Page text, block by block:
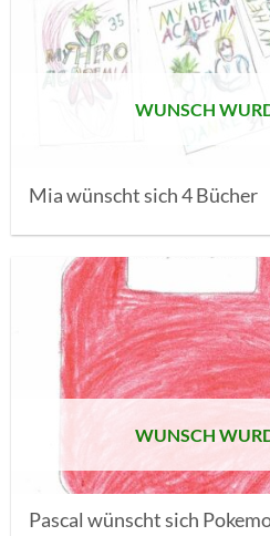
WUNSCH
Mia wünscht sich 4 Bücher
WUNSCH
Pascal wünscht sich